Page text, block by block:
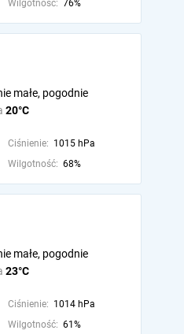
Wilgotność: 76%
20°C
małe, pogodnie
Ciśnienie: 1015 hPa
Wilgotność: 68%
23°C
małe, pogodnie
Ciśnienie: 1014 hPa
Wilgotność: 61%